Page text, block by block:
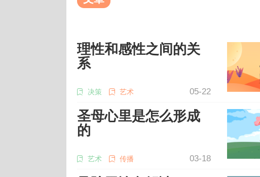
理性和感性之间的关
系
决策 艺术 05-22
圣母心里是怎么形成
的
艺术 传播 03-18